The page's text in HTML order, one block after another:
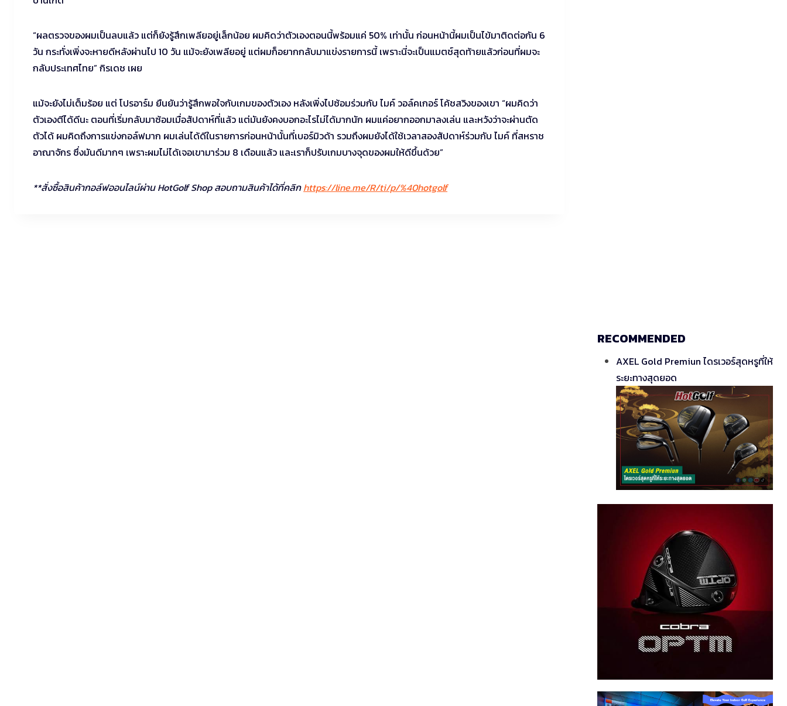
“ผลตรวจของผมเป็นลบแล้ว แต่ก็ยังรู้สึกเพลียอยู่เล็กน้อย ผมคิดว่าตัวเองตอนนี้พร้อมแค่ 50% เท่านั้น ก่อนหน้านี้ผมเป็นไข้มาติดต่อกัน 6
วัน กระทั่งเพิ่งจะหายดีหลังผ่านไป 10 วัน แม้จะยังเพลียอยู่ แต่ผมก็อยากกลับมาแข่งรายการนี้ เพราะนี่จะเป็นแมตช์สุดท้ายแล้วก่อนที่ผมจะ
กลับประเทศไทย” กิรเดช เผย
แม้จะยังไม่เต็มร้อย แต่ โปรอาร์ม ยืนยันว่ารู้สึกพอใจกับเกมของตัวเอง หลังเพิ่งไปซ้อมร่วมกับ ไมค์ วอล์คเกอร์ โค้ชสวิงของเขา “ผมคิดว่า
ตัวเองตีได้ดีนะ ตอนที่เริ่มกลับมาซ้อมเมื่อสัปดาห์ที่แล้ว แต่มันยังคงบอกอะไรไม่ได้มากนัก ผมแค่อยากออกมาลงเล่น และหวังว่าจะผ่านตัด
ตัวได้ ผมคิดถึงการแข่งกอล์ฟมาก ผมเล่นได้ดีในรายการก่อนหน้านั้นที่เบอร์มิวด้า รวมถึงผมยังได้ใช้เวลาสองสัปดาห์ร่วมกับ ไมค์ ที่สหราช
อาณาจักร ซึ่งมันดีมากๆ เพราะผมไม่ได้เจอเขามาร่วม 8 เดือนแล้ว และเราก็ปรับเกมบางจุดของผมให้ดีขึ้นด้วย”
**สั่งซื้อสินค้ากอล์ฟออนไลน์ผ่าน HotGolf Shop สอบถามสินค้าได้ที่คลิกhttps://line.me/R/ti/p/%40hotgolf
RECOMMENDED
AXEL Gold Premiun ไดรเวอร์สุดหรูที่ให้
ระยะทางสุดยอด